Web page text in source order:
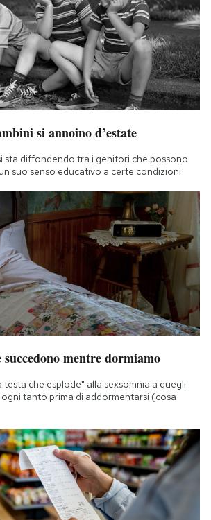
si annoino d’estate
sta diffondendo tra i genitori che possono
suo senso educativo a certe condizioni
succedono mentre dormiamo
testa che esplode" alla sexsomnia a quegli
tanto prima di addormentarsi (cosa